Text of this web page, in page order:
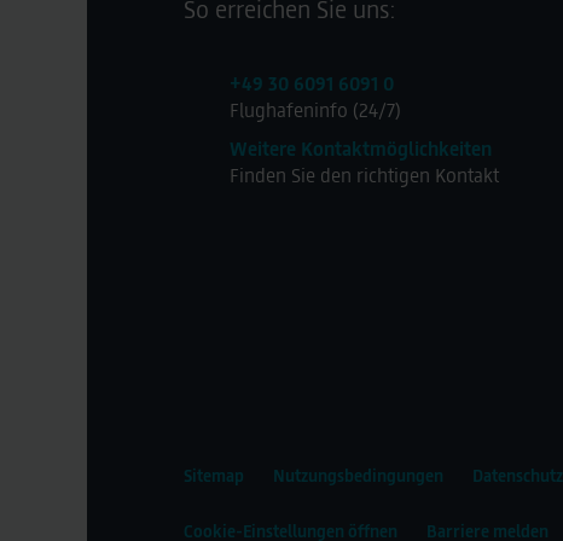
So erreichen Sie uns:
+49 30 6091 6091 0
Flughafeninfo (24/7)
Weitere Kontaktmöglichkeiten
Finden Sie den richtigen Kontakt
Sitemap Nutzungsbedingungen Datenschutz
Cookie-Einstellungen öffnen Barriere melden